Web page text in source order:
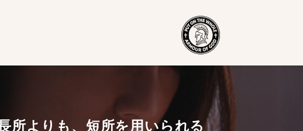
所よりも、短所を用いられる